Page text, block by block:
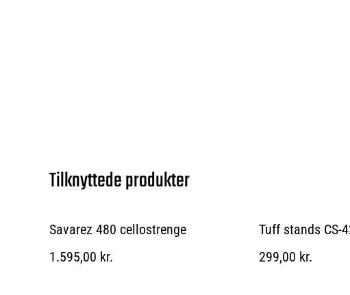
Tilknyttede produkter
Savarez 480 cellostrenge
1.595,00 kr.
Tuff stands CS-
299,00 kr.